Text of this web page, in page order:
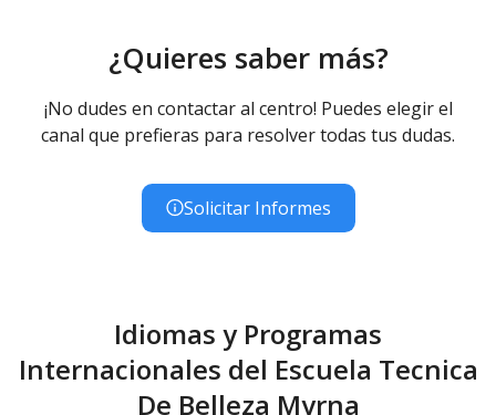
¿Quieres saber más?
¡No dudes en contactar al centro! Puedes elegir el
canal que prefieras para resolver todas tus dudas.
Solicitar Informes
Idiomas y Programas
Internacionales del Escuela Tecnica
De Belleza Myrna